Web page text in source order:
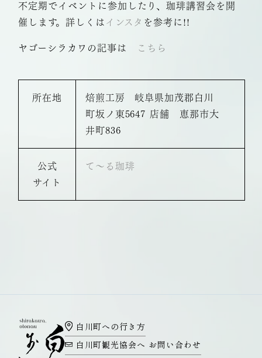
不定期でイベントに参加したり、珈琲講習会を開
催します。詳しくは インスタ を参考に!!
ヤゴーシラカワの記事は こちら
所在地
焙煎工房 岐阜県加茂郡白川
町坂ノ東5647 店舗 恵那市大
井町836
公式
サイト
て～る珈琲
白川町への行き方
白川町観光協会へ お問い合わせ